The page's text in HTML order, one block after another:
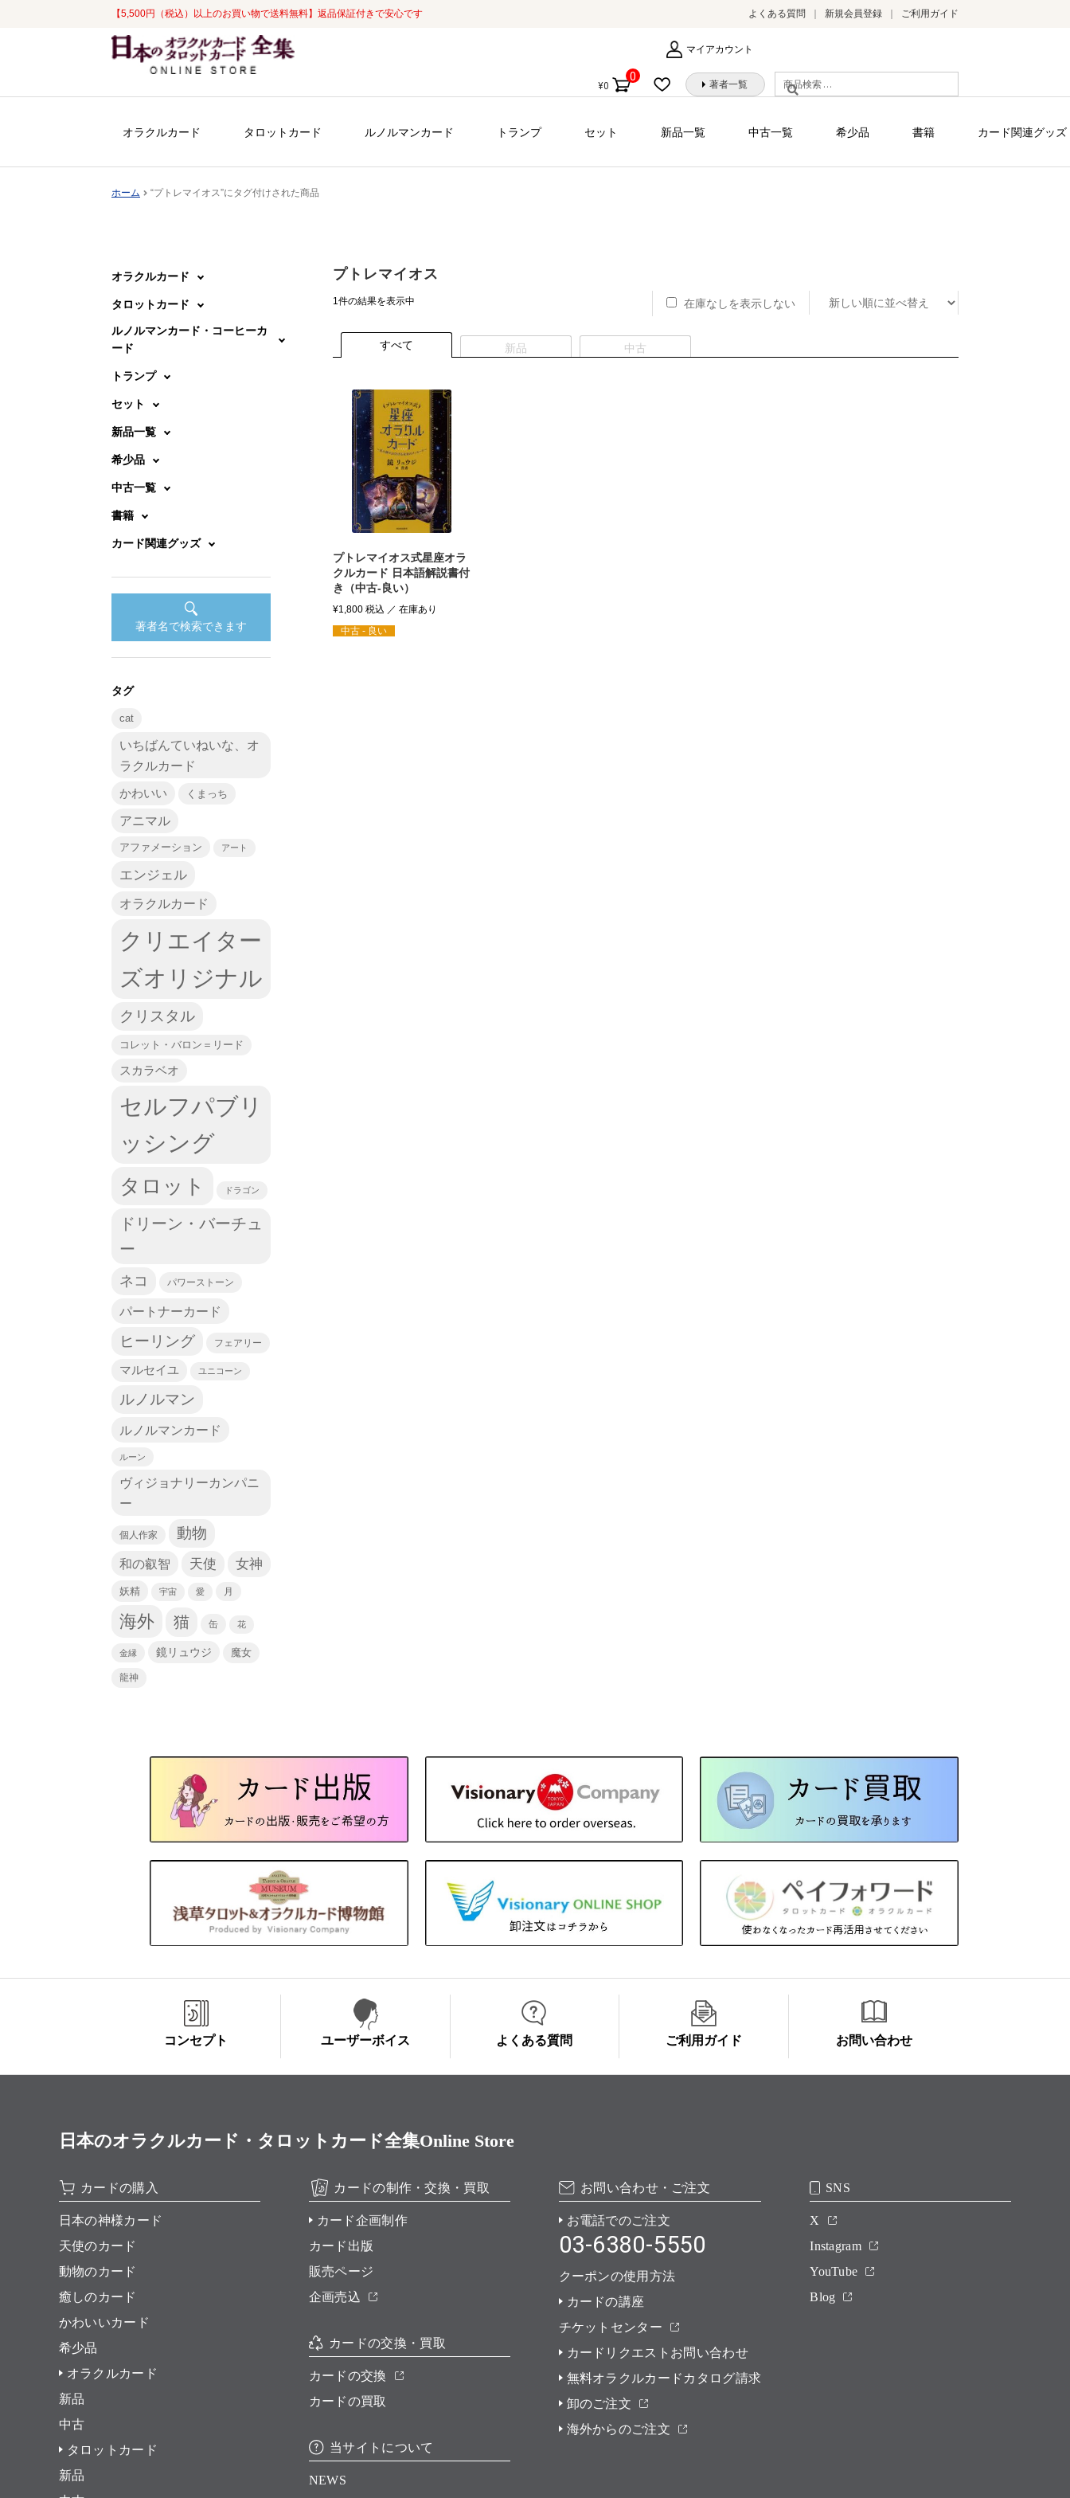
【5,500円（税込）以上のお買い物で送料無料】返品保証付きで安心です よくある質問 新規会員登録 ご利用ガイド
ナ
ビ
ン
コ
ン
ス
マイアカウント
検
索
象:
著者一覧
¥0
0
個
オラクルカード タロットカード ルノルマンカード トランプ セット 新品一覧 中古一覧 希少品 書籍 カード関連グッズ
ホーム “プトレマイオス”にタグ付けされた商品
プトレマイオス
1件の結果を表示中 在庫なしを表示しない
すべて 新品 中古
プトレマイオス式星座オラ
クルカード 日本語解説書付
き（中古-良い）
¥1,800税込
中古 - 良い
オラクルカード
タロットカード
ルノルマンカード・コーヒーカ
ード
トランプ
セット
新品一覧
希少品
中古一覧
書籍
カード関連グッズ
著者名で検索できます
タグ
cat
いちばんていねいな、オ
ラクルカード
かわいい くまっち
アニマル
アファメーション アート
エンジェル
オラクルカード
クリエイター
ズオリジナル
クリスタル
コレット・バロン＝リード
スカラベオ
セルフパブリ
ッシング
タロット ドラゴン
ドリーン・バーチュ
ー
ネコ パワーストーン
パートナーカード
ヒーリング フェアリー
マルセイユ ユニコーン
ルノルマン
ルノルマンカード
ルーン
ヴィジョナリーカンパニ
ー
個人作家 動物
和の叡智 天使 女神
妖精 宇宙 愛 月
海外 猫 缶 花
金縁 鏡リュウジ 魔女
龍神
コンセプト ユーザーボイス よくある質問 ご利用ガイド お問い合わせ
日本のオラクルカード・タロットカード全集Online Store
カードの購入
日本の神様カード
天使のカード
動物のカード
癒しのカード
かわいいカード
希少品
オラクルカード
新品
中古
タロットカード
新品
カードの制作・交換・買取
カード企画制作
カード出版
販売ページ
企画売込
カードの交換・買取
カードの交換
カードの買取
当サイトについて
NEWS
お問い合わせ・ご注文
お電話でのご注文
03-6380-5550
クーポンの使用方法
カードの講座
チケットセンター
カードリクエストお問い合わせ
無料オラクルカードカタログ請求
卸のご注文
海外からのご注文
SNS
X
Instagram
YouTube
Blog